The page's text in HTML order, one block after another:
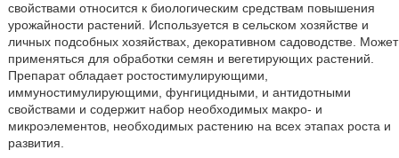
свойствами относится к биологическим средствам повышения
урожайности растений. Используется в сельском хозяйстве и
личных подсобных хозяйствах, декоративном садоводстве. Может
применяться для обработки семян и вегетирующих растений.
Препарат обладает ростостимулирующими,
иммуностимулирующими, фунгицидными, и антидотными
свойствами и содержит набор необходимых макро- и
микроэлементов, необходимых растению на всех этапах роста и
развития.